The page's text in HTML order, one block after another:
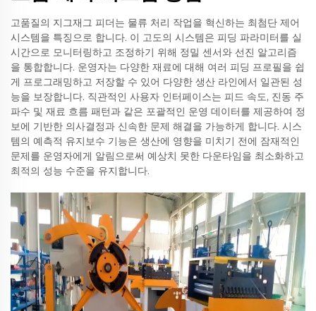
고품질의 지그재그 피더는 물류 처리 작업을 혁신하는 최첨단 제어
시스템을 특징으로 합니다. 이 고도의 시스템은 피딩 파라미터를 실
시간으로 모니터링하고 조정하기 위해 정밀 센서와 선진 알고리즘
을 통합합니다. 운영자는 다양한 재료에 대해 여러 피딩 프로필을 쉽
게 프로그래밍하고 저장할 수 있어 다양한 생산 라인에서 일관된 성
능을 보장합니다. 직관적인 사용자 인터페이스는 피드 속도, 진동 주
파수 및 재료 흐름 패턴과 같은 포괄적인 운영 데이터를 제공하여 정
보에 기반한 의사결정과 신속한 문제 해결을 가능하게 합니다. 시스
템의 예측적 유지보수 기능은 생산에 영향을 미치기 전에 잠재적인
문제를 운영자에게 알림으로써 예상치 못한 다운타임을 최소화하고
최적의 성능 수준을 유지합니다.